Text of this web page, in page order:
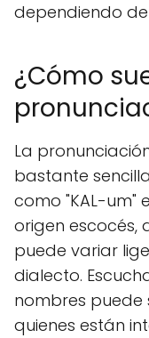
dependiendo
¿Cómo
La
bastante
como "KAL-um"
origen escocés,
puede variar
dialecto.
nombres puede
quienes están